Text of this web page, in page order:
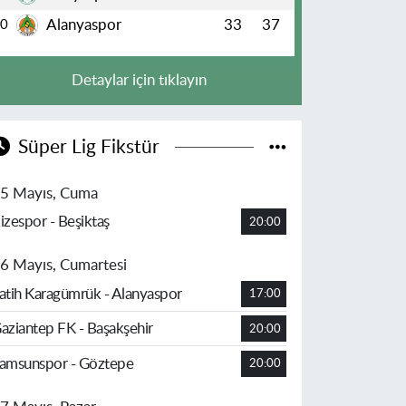
Alanyaspor 33 37
Detaylar için tıklayın
Süper Lig Fikstür
Mayıs, Cuma
- Beşiktaş
20:00
Mayıs, Cumartesi
Karagümrük - Alanyaspor
17:00
FK - Başakşehir 20:00
- Göztepe 20:00